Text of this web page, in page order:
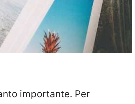
importante. Per